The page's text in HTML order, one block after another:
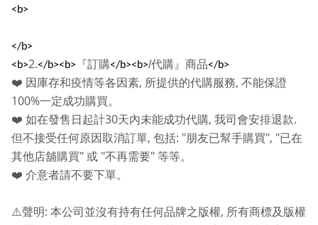
<b>
</b>
<b>2.</b><b> 『訂購</b><b>/代購』商品</b>
❤️ 因庫存和疫情等各因素, 所提供的代購服務, 不能保證
100%一定成功購買。
❤️ 如在發售日起計30天內未能成功代購, 我司會安排退款.
但不接受任何原因取消訂單, 包括: "朋友已幫手購買", "已在
其他店舖購買" 或 "不再需要" 等等。
❤️ 介意者請不要下單。
⚠️聲明: 本公司並沒有持有任何品牌之版權, 所有商標及版權